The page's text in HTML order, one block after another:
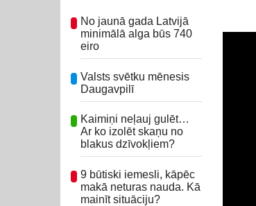
No jaunā gada Latvijā
minimālā alga būs 740
eiro
Valsts svētku mēnesis
Daugavpilī
Kaimiņi neļauj gulēt…
Ar ko izolēt skaņu no
blakus dzīvokļiem?
9 būtiski iemesli, kāpēc
makā neturas nauda. Kā
mainīt situāciju?